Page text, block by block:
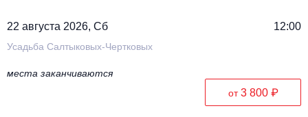
22 августа 2026, Сб 12:00
Усадьба Салтыковых-Чертковых
места заканчиваются
от3 800 ₽